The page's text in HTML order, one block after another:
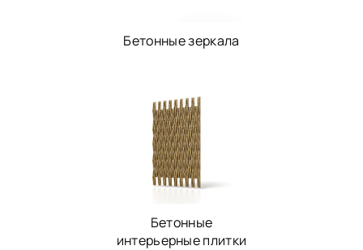
Бетонные зеркала
Бетонные
интерьерные плитки